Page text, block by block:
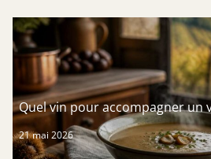
Quel vin pour accompagner un
21 mai 2026